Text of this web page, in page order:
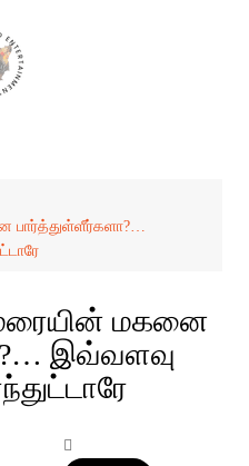
பார்த்துள்ளீர்களா?…
மகனை
இவ்வளவு